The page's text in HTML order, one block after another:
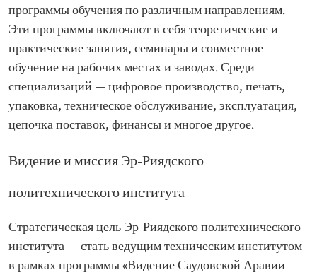
программы обучения по различным направлениям.
Эти программы включают в себя теоретические и
практические занятия, семинары и совместное
обучение на рабочих местах и ​​заводах. Среди
специализаций — цифровое производство, печать,
упаковка, техническое обслуживание, эксплуатация,
цепочка поставок, финансы и многое другое.
Видение и миссия Эр-Риядского
политехнического института
Стратегическая цель Эр-Риядского политехнического
института — стать ведущим техническим институтом
в рамках программы «Видение Саудовской Аравии